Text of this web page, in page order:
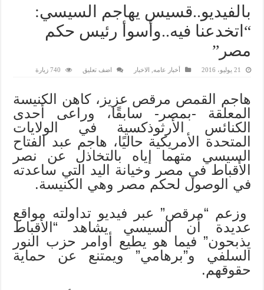
بالفيديو..قسيس يهاجم السيسي:
“اتخدعنا فيه..وأسوأ رئيس حكم
مصر”
21 يوليو، 2016 أخبار عامه الاخبار اضف تعليق 740 زيارة
هاجم القمص مرقص عزيز، كاهن الكنيسة
المعلقة -بمصر- سابقًا، وراعى أحدى
الكنائس الأرثوذكسية في الولايات
المتحدة الأمريكية حاليًا، هاجم عبد الفتاح
السيسي متهما إياه بالتخاذل عن نصر
الأقباط في مصر وخيانة اليد التي ساعدته
في الوصول لحكم مصر وهي الكنيسة.
وزعم “مرقص” عبر فيديو تداولته مواقع
عديدة أن السيسي يشاهد “الأقباط
يذبحون” فيما هو يطيع أوامر حزب النور
السلفي و”برهامي” ويمتنع عن حماية
حقوقهم.